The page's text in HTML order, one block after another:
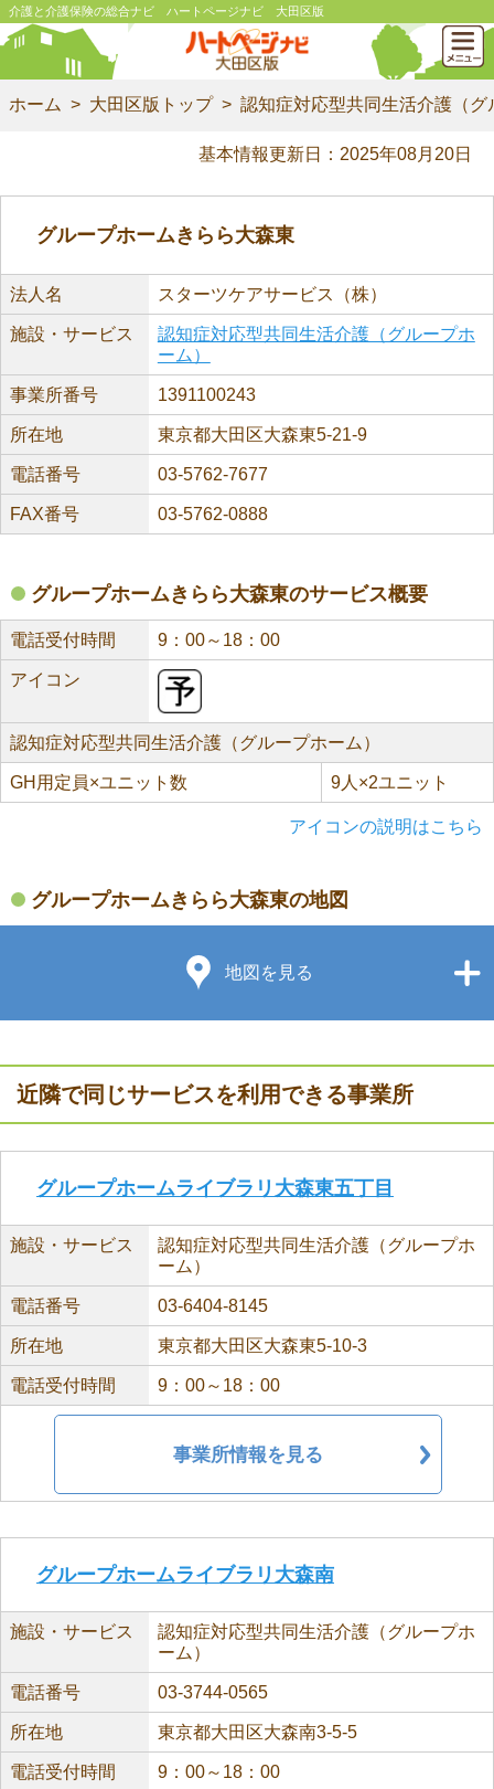
介護と介護保険の総合ナビ ハートページナビ 大田区版
ホーム 大田区版トップ 認知症対応型共同生活介護（グ
基本情報更新日：2025年08月20日
グループホームきらら大森東
法人名 スターツケアサービス（株）
施設・サービス
認知症対応型共同生活介護（グループホ
ーム）
事業所番号 1391100243
所在地 東京都大田区大森東5-21-9
電話番号 03-5762-7677
FAX番号 03-5762-0888
グループホームきらら大森東のサービス概要
電話受付時間 9：00～18：00
アイコン
認知症対応型共同生活介護（グループホーム）
GH用定員×ユニット数 9人×2ユニット
アイコンの説明はこちら
グループホームきらら大森東の地図
地図を見る
近隣で同じサービスを利用できる事業所
グループホームライブラリ大森東五丁目
施設・サービス
認知症対応型共同生活介護（グループホ
ーム）
電話番号 03-6404-8145
所在地 東京都大田区大森東5-10-3
電話受付時間 9：00～18：00
事業所情報を見る
グループホームライブラリ大森南
施設・サービス
認知症対応型共同生活介護（グループホ
ーム）
電話番号 03-3744-0565
所在地 東京都大田区大森南3-5-5
電話受付時間 9：00～18：00